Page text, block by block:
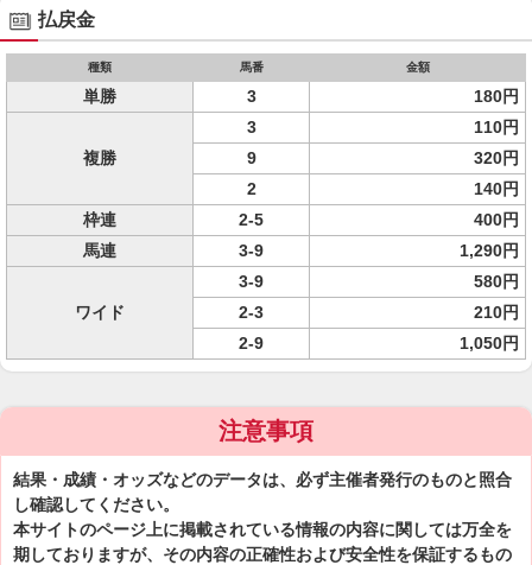
払戻金
種類 馬番 金額
単勝 3 180円
複勝
3
110円
9
320円
2
140円
枠連
2-5
400円
馬連
3-9 1,290円
ワイド
3-9
580円
2-3
210円
2-9
1,050円
注意事項
結果・成績・オッズなどのデータは、必ず主催者発行のものと照合
し確認してください。
本サイトのページ上に掲載されている情報の内容に関しては万全を
期しておりますが、その内容の正確性および安全性を保証するもの